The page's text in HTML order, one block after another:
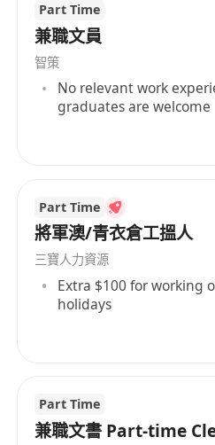
執行主管指派之其他一
作。
工作要求：
持有有效外國籍護照及
充勞工許可」（俗稱外
面語）溝通與書寫，具
先；
熟練操作Microsoft
Excel、Outlook等），
據彙整；
具備良好責任心、細心
意願之新入職人士應徵。
Part Time
兼職文員
智策
No relevant work
graduates are welcome
Part Time
將軍澳/青衣倉工搵人
三寶人力資源
Extra $100 for working
holidays
Part Time
兼職文書 Part-time